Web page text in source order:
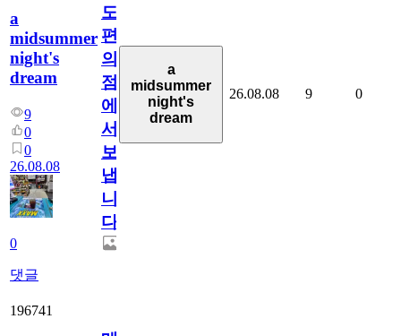
a
midsummer
night's
dream
9
0
0
26.08.08
0
댓글
도
편
의
점
에
서
보
냅
니
다.
a
midsummer
night's
dream
26.08.08 9 0
196741